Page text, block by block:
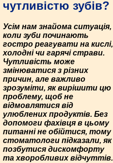
чутливістю зубів?
Усім нам знайома ситуація,
коли зуби починають
гостро реагувати на кислі,
холодні чи гарячі страви.
Чутливість може
змінюватися з різних
причин, але важливо
зрозуміти, як вирішити цю
проблему, щоб не
відмовлятися від
улюблених продуктів. Без
допомоги фахівця в цьому
питанні не обійтися, тому
стоматологи підказали, як
позбутися дискомфорту
та хворобливих відчуттів.